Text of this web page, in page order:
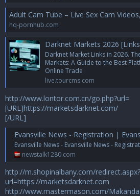
Adult Cam Tube – Live Sex Cam Videos,
hq-pornhub.com
Darknet Markets 2026
Darknet Market Links in 2026.
Markets: A Guide to the Best
Online Trade
live.tourcms.com
http://www.lontor.com.cn/go.php?url=
[URL]https://marketsdarknet.com/
[/URL]
Evansville News - Registration |
Evansville News - Evansville News -
newstalk1280.com
http://m.shopinalbany.com/redirect.aspx?
url=https://marketsdarknet.com
http://www.mastermason.com/